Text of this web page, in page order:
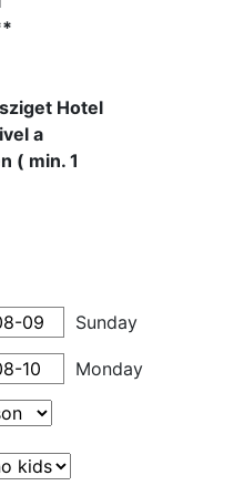
Hotel
a
( min. 1
Sunday
Monday